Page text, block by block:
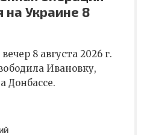
на Украине 8
8 августа 2026 г.
Ивановку,
Донбассе.